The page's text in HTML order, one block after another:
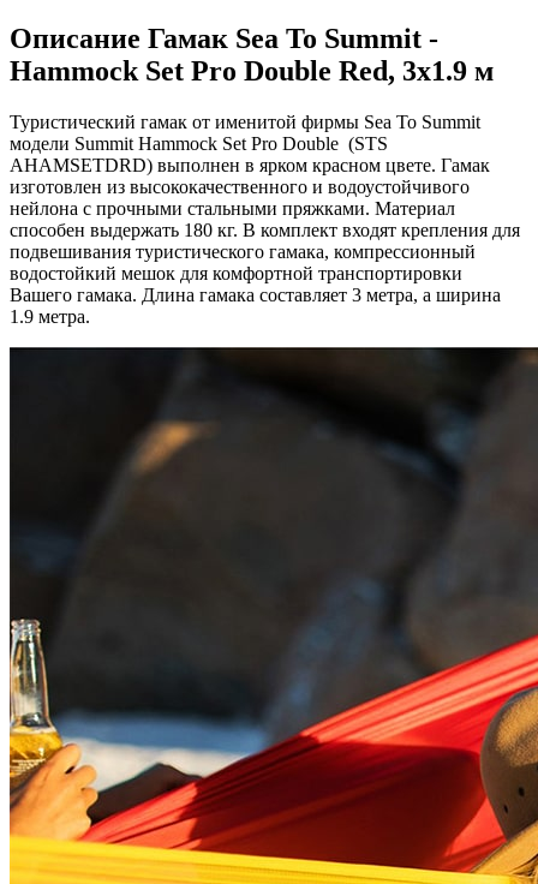
Описание Гамак Sea To Summit -
Hammock Set Pro Double Red, 3х1.9 м
Туристический гамак от именитой фирмы Sea To Summit
модели Summit Hammock Set Pro Double (STS
AHAMSETDRD) выполнен в ярком красном цвете. Гамак
изготовлен из высококачественного и водоустойчивого
нейлона с прочными стальными пряжками. Материал
способен выдержать 180 кг. В комплект входят крепления для
подвешивания туристического гамака, компрессионный
водостойкий мешок для комфортной транспортировки
Вашего гамака. Длина гамака составляет 3 метра, а ширина
1.9 метра.